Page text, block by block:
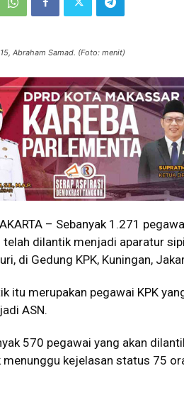
Abraham Samad. (Foto: menit)
– Sebanyak 1.271
telah dilantik menjadi aparatur
di Gedung KPK, Kuningan,
itu merupakan pegawai KPK
ASN.
570 pegawai yang akan
kejelasan status 75